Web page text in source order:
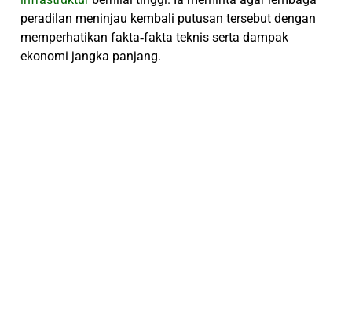
peradilan meninjau kembali putusan tersebut dengan
memperhatikan fakta‑fakta teknis serta dampak
ekonomi jangka panjang.